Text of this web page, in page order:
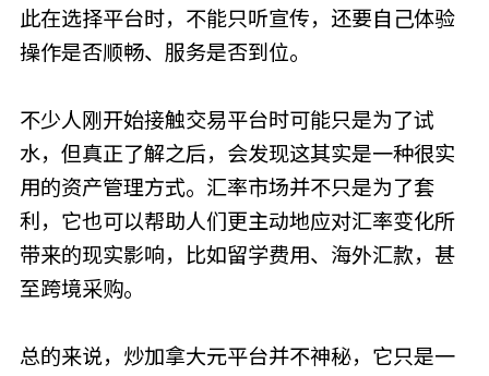
此在选择平台时，不能只听宣传，还要自己体验
操作是否顺畅、服务是否到位。
不少人刚开始接触交易平台时可能只是为了试
水，但真正了解之后，会发现这其实是一种很实
用的资产管理方式。汇率市场并不只是为了套
利，它也可以帮助人们更主动地应对汇率变化所
带来的现实影响，比如留学费用、海外汇款，甚
至跨境采购。
总的来说，炒加拿大元平台并不神秘，它只是一